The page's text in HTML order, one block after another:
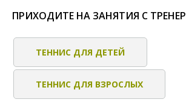
ПРИХОДИТЕ НА ЗАНЯТИЯ С
ТЕННИС ДЛЯ ДЕТЕЙ
ТЕННИС ДЛЯ ВЗРОСЛЫХ